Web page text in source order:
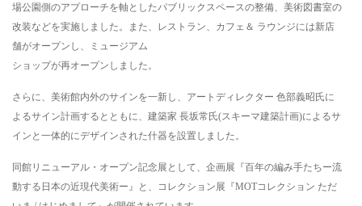
場公園側のアプローチを軸としたパブリックスペースの整備、美術図書室の
改装などを実施しました。また、レストラン、カフェ＆ ラウンジには新店
舗がオープンし、ミュージアム
ショップが再オープンしました。
さらに、美術館内外のサインを一新し、アートディレクター 色部義昭氏に
よるサイン計画するとともに、建築家 長坂常氏(スキーマ建築計画)によるサ
インと一体的にデザインされた什器を設置しました。
同館リニューアル・オープン記念展として、企画展『百年の編み手たちー流
動する日本の近現代美術ー』と、コレクション展『MOTコレクション ただ